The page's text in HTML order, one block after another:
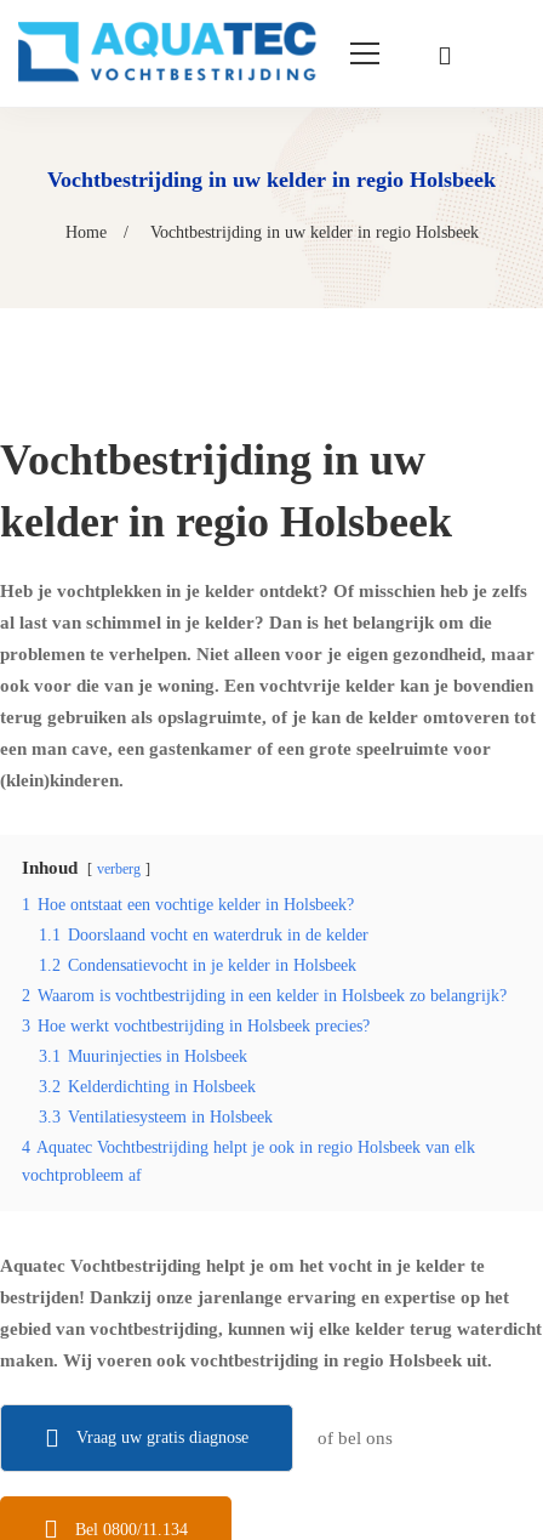
Vochtbestrijding in uw kelder in regio Holsbeek
Home Vochtbestrijding in uw kelder in regio Holsbeek
Vochtbestrijding in uw
kelder in regio Holsbeek
Heb je vochtplekken in je kelder ontdekt? Of misschien heb je zelfs
al last van schimmel in je kelder? Dan is het belangrijk om die
problemen te verhelpen. Niet alleen voor je eigen gezondheid, maar
ook voor die van je woning. Een vochtvrije kelder kan je bovendien
terug gebruiken als opslagruimte, of je kan de kelder omtoveren tot
een man cave, een gastenkamer of een grote speelruimte voor
(klein)kinderen.
Inhoud verberg
1 Hoe ontstaat een vochtige kelder in Holsbeek?
1.1 Doorslaand vocht en waterdruk in de kelder
1.2 Condensatievocht in je kelder in Holsbeek
2 Waarom is vochtbestrijding in een kelder in Holsbeek zo belangrijk?
3 Hoe werkt vochtbestrijding in Holsbeek precies?
3.1 Muurinjecties in Holsbeek
3.2 Kelderdichting in Holsbeek
3.3 Ventilatiesysteem in Holsbeek
4 Aquatec Vochtbestrijding helpt je ook in regio Holsbeek van elk
vochtprobleem af
Aquatec Vochtbestrijding helpt je om het vocht in je kelder te
bestrijden! Dankzij onze jarenlange ervaring en expertise op het
gebied van vochtbestrijding, kunnen wij elke kelder terug waterdicht
maken. Wij voeren ook vochtbestrijding in regio Holsbeek uit.
Vraag uw gratis diagnose of bel ons
Bel 0800/11.134